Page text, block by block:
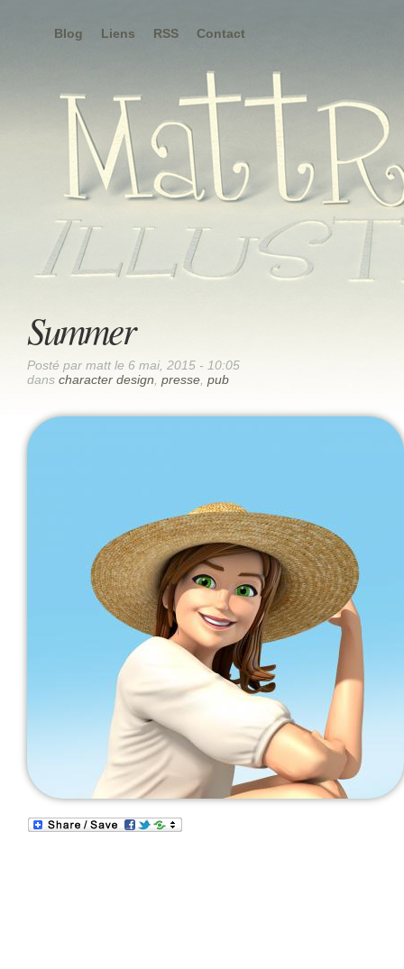
Blog Liens RSS Contact
Summer
Posté par matt le 6 mai, 2015 - 10:05
dans character design, presse, pub